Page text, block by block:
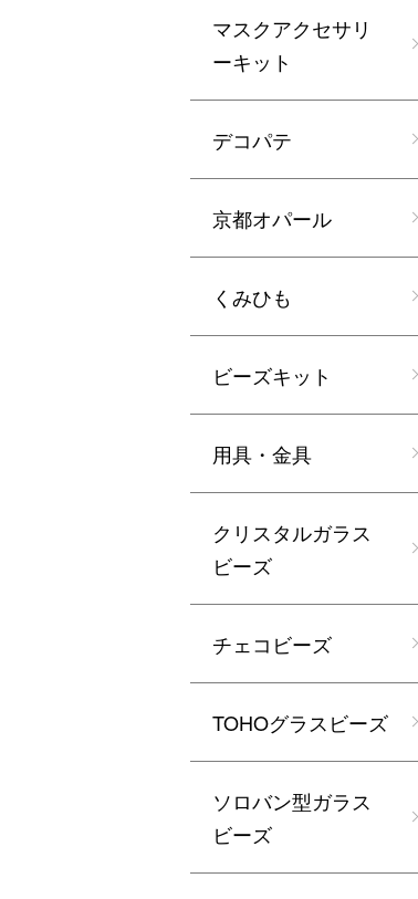
マスクアクセサリ
ーキット
デコパテ
京都オパール
くみひも
ビーズキット
用具・金具
クリスタルガラス
ビーズ
チェコビーズ
TOHOグラスビーズ
ソロバン型ガラス
ビーズ